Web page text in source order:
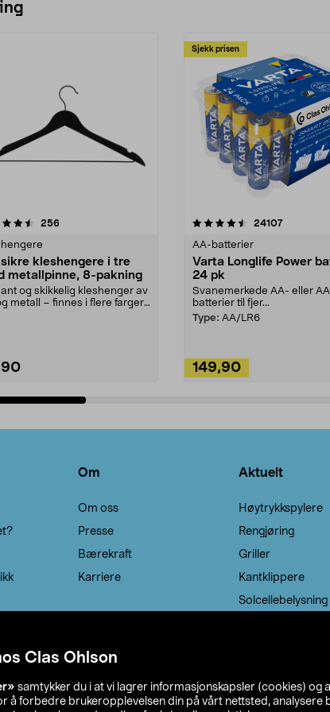
Clas Ohlson
samtykker du i at vi lagrer informasjonskapsler (cookies) og
å forbedre brukeropplevelsen din på vårt nettsted, analysere
256anmeldelser
kleshengere i tre
metallpinne, 8-pakning
og skikkelig kleshenger av
metall – finnes i flere farger.
Sjekk prisen
4.5av 5 stjerner 24107
AA-batterier
Varta Longlife Power
24 pk
Svanemerkede AA- eller
batterier til fjer...
Type: AA/LR6
149,90
4.5av 5 stjerner
Om
Om oss
Presse
Bærekraft
Karriere
Aktuelt
Høytrykkspylere
Rengjøring
Griller
Kantklippere
Solcellebelysning